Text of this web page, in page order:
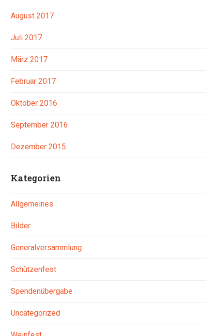
August 2017
Juli 2017
März 2017
Februar 2017
Oktober 2016
September 2016
Dezember 2015
Kategorien
Allgemeines
Bilder
Generalversammlung
Schützenfest
Spendenübergabe
Uncategorized